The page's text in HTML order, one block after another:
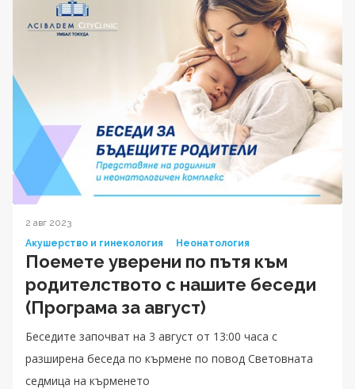
2 авг 2023
Акушерство и гинекология
Неонатология
Поемете уверени по пътя към
родителството с нашите беседи
(Програма за август)
Беседите започват на 3 август от 13:00 часа с
разширена беседа по кърмене по повод Световната
седмица на кърменето